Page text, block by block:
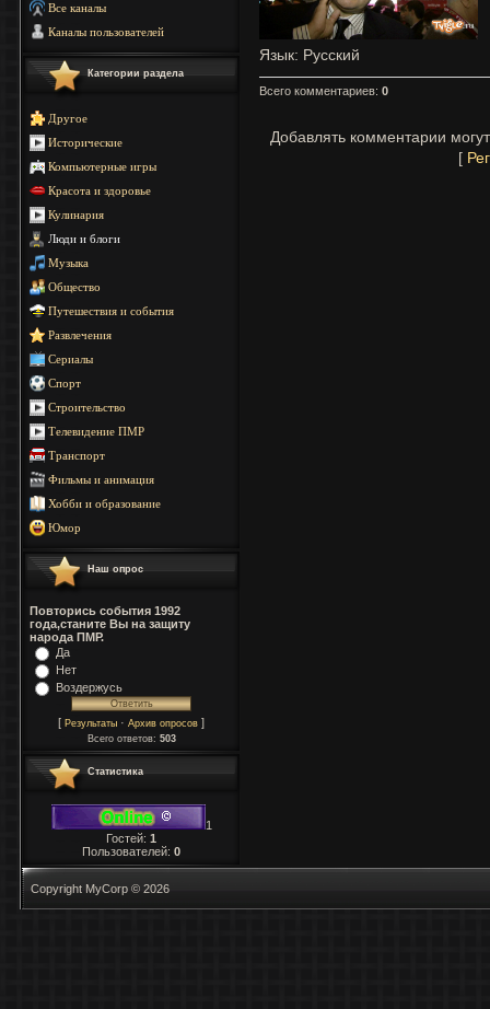
Все каналы
Каналы пользователей
Категории раздела
Другое
Исторические
Компьютерные игры
Красота и здоровье
Кулинария
Люди и блоги
Музыка
Общество
Путешествия и события
Развлечения
Сериалы
Спорт
Строительство
Телевидение ПМР
Транспорт
Фильмы и анимация
Хобби и образование
Юмор
Наш опрос
Повторись события 1992
года,станите Вы на защиту
народа ПМР.
Да
Нет
Воздержусь
[ Результаты · Архив опросов ]
Всего ответов: 503
Статистика
1
Гостей: 1
Пользователей: 0
Язык: Русский
Всего комментариев: 0
Добавлять комментарии
[
Copyright MyCorp © 2026